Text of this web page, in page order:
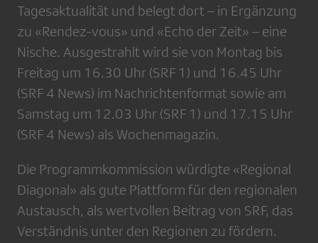
Tagesaktualität und belegt dort – in Ergänzung
zu «Rendez-vous» und «Echo der Zeit» – eine
Nische. Ausgestrahlt wird sie von Montag bis
Freitag um 16.30 Uhr (SRF 1) und 16.45 Uhr
(SRF 4 News) im Nachrichtenformat sowie am
Samstag um 12.03 Uhr (SRF 1) und 17.15 Uhr
(SRF 4 News) als Wochenmagazin.
Die Programmkommission würdigte «Regional
Diagonal» als gute Plattform für den regionalen
Austausch, als wertvollen Beitrag von SRF, das
Verständnis unter den Regionen zu fördern.